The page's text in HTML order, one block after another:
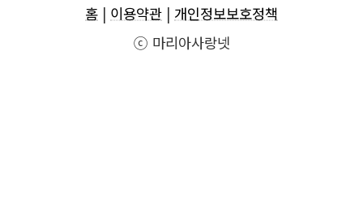
홈 | 이용약관 | 개인정보보호정책
ⓒ 마리아사랑넷